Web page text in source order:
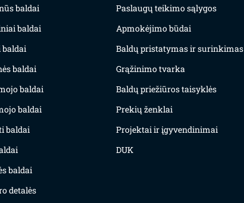
baldai
baldai
baldai
baldai
baldai
baldai
baldai
detalės
Paslaugų teikimo sąlygos
Apmokėjimo būdai
Baldų pristatymas ir surinkimas
Grąžinimo tvarka
Baldų priežiūros taisyklės
Prekių ženklai
Projektai ir įgyvendinimai
DUK